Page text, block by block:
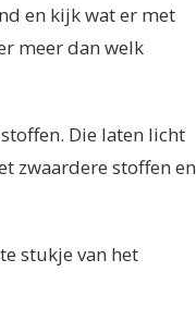
en kijk wat er met
meer dan welk
Die laten licht
zwaardere stoffen en
stukje van het